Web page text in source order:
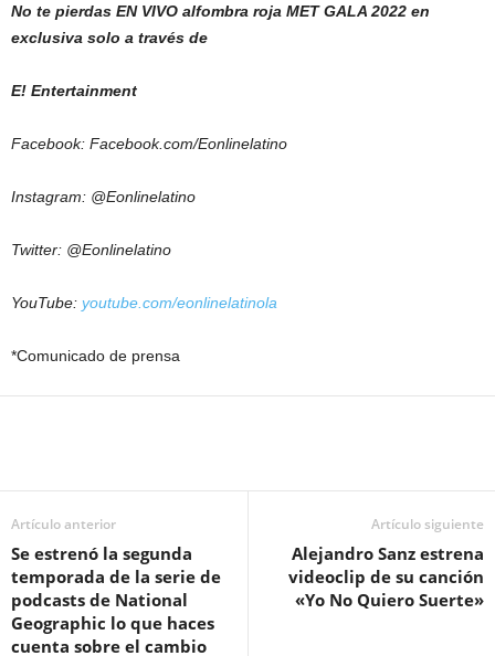
No te pierdas EN VIVO alfombra roja MET GALA 2022 en
exclusiva solo a través de
E! Entertainment
Facebook: Facebook.com/Eonlinelatino
Instagram: @Eonlinelatino
Twitter: @Eonlinelatino
YouTube: youtube.com/eonlinelatinola
*Comunicado de prensa
Artículo anterior
Se estrenó la segunda
temporada de la serie de
podcasts de National
Geographic lo que haces
cuenta sobre el cambio
Artículo siguiente
Alejandro Sanz estrena
videoclip de su canción
«Yo No Quiero Suerte»